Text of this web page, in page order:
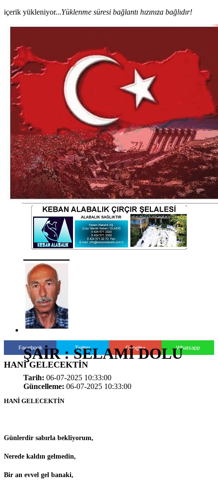
içerik yükleniyor...Yüklenme süresi bağlantı hızınıza bağlıdır!
ŞAİR : SELAMİ DOLU
Tarih: 06-07-2025 10:33:00
Güncelleme: 06-07-2025 10:33:00
Facebook Twitter Google+ Whatsapp
HANİ GELECEKTİN
HANİ GELECEKTİN
Günlerdir sabırla bekliyorum,
Nerede kaldın gelmedin,
Bir an evvel gel banaki,